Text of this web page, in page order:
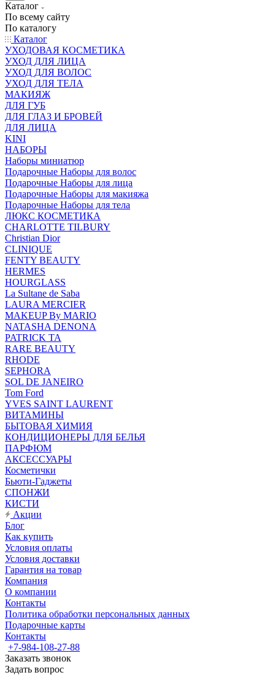
Каталог
По всему сайту
По каталогу
Каталог
УХОДОВАЯ КОСМЕТИКА
УХОД ДЛЯ ЛИЦА
УХОД ДЛЯ ВОЛОС
УХОД ДЛЯ ТЕЛА
МАКИЯЖ
ДЛЯ ГУБ
ДЛЯ ГЛАЗ И БРОВЕЙ
ДЛЯ ЛИЦА
KINI
НАБОРЫ
Наборы миниатюр
Подарочные Наборы для волос
Подарочные Наборы для лица
Подарочные Наборы для макияжа
Подарочные Наборы для тела
ЛЮКС КОСМЕТИКА
CHARLOTTE TILBURY
Christian Dior
CLINIQUE
FENTY BEAUTY
HERMES
HOURGLASS
La Sultane de Saba
LAURA MERCIER
MAKEUP By MARIO
NATASHA DENONA
PATRICK TA
RARE BEAUTY
RHODE
SEPHORA
SOL DE JANEIRO
Tom Ford
YVES SAINT LAURENT
ВИТАМИНЫ
БЫТОВАЯ ХИМИЯ
КОНДИЦИОНЕРЫ ДЛЯ БЕЛЬЯ
ПАРФЮМ
АКСЕССУАРЫ
Косметички
Бьюти-Гаджеты
СПОНЖИ
КИСТИ
Акции
Блог
Как купить
Условия оплаты
Условия доставки
Гарантия на товар
Компания
О компании
Контакты
Политика обработки персональных данных
Подарочные карты
Контакты
+7-984-108-27-88
Заказать звонок
Задать вопрос